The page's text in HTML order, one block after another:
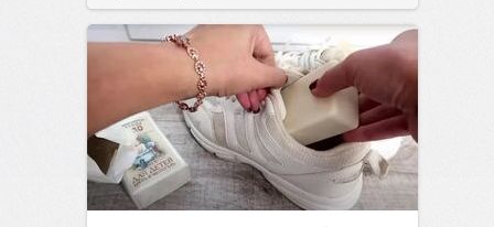
позитива!00:28Сегодня